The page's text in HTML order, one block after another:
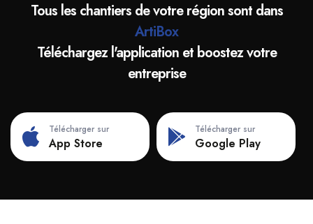
Tous les chantiers de votre région sont dans
ArtiBox
Téléchargez l'application et boostez votre
entreprise
Télécharger sur
App Store
Télécharger sur
Google Play